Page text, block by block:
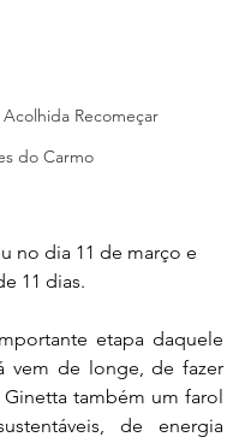
Recomeçar
do Carmo
no dia 11 de março e
11 dias.
etapa daquele
vem de longe, de fazer
também um farol
de energia